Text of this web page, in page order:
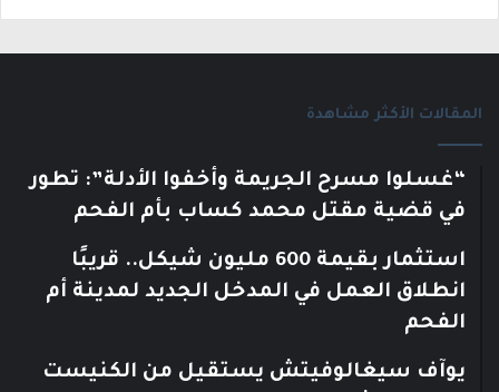
المقالات الأكثر مشاهدة
“غسلوا مسرح الجريمة وأخفوا الأدلة”: تطور
في قضية مقتل محمد كساب بأم الفحم
استثمار بقيمة 600 مليون شيكل.. قريبًا
انطلاق العمل في المدخل الجديد لمدينة أم
الفحم
يوآف سيغالوفيتش يستقيل من الكنيست